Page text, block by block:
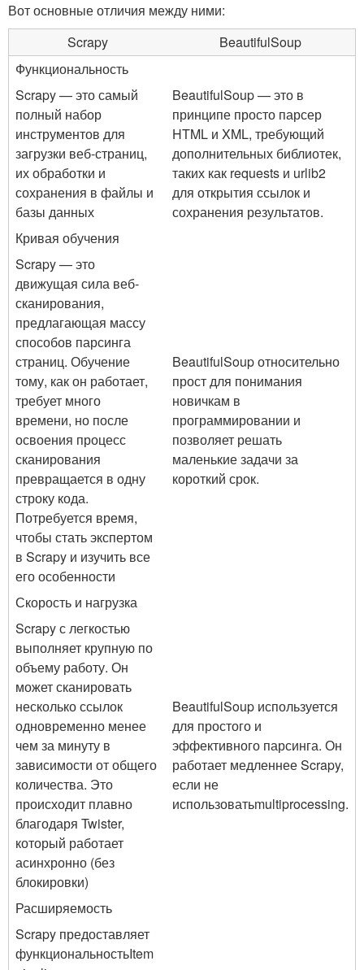
Вот основные отличия между ними:
Scrapy
BeautifulSoup
Функциональность
Scrapy — это самый
полный набор
инструментов для
загрузки веб-страниц,
их обработки и
сохранения в файлы и
базы данных
BeautifulSoup — это в
принципе просто парсер
HTML и XML, требующий
дополнительных библиотек,
таких как requests и urlib2
для открытия ссылок и
сохранения результатов.
Кривая обучения
Scrapy — это
движущая сила веб-
сканирования,
предлагающая массу
способов парсинга
страниц. Обучение
тому, как он работает,
требует много
времени, но после
освоения процесс
сканирования
превращается в одну
строку кода.
Потребуется время,
чтобы стать экспертом
в Scrapy и изучить все
его особенности
BeautifulSoup относительно
прост для понимания
новичкам в
программировании и
позволяет решать
маленькие задачи за
короткий срок.
Скорость и нагрузка
Scrapy с легкостью
выполняет крупную по
объему работу. Он
может сканировать
несколько ссылок
одновременно менее
чем за минуту в
зависимости от общего
количества. Это
происходит плавно
благодаря Twister,
который работает
асинхронно (без
блокировки)
BeautifulSoup используется
для простого и
эффективного парсинга. Он
работает медленнее Scrapy,
если не
использоватьmultiprocessing.
Расширяемость
Scrapy предоставляет
функциональностьItem